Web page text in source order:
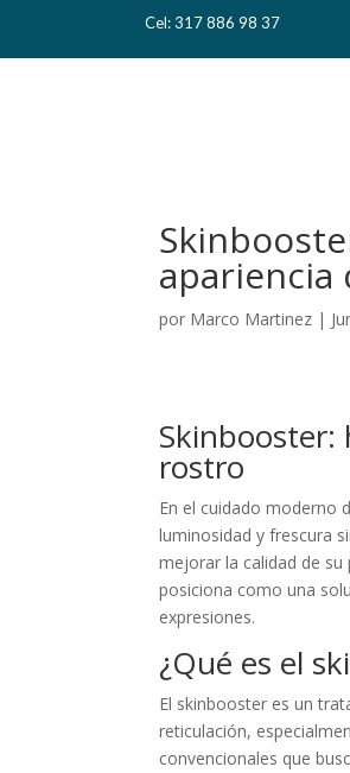
Cel: 317 886 98 37
por Marco Martinez |
rostro
En el cuidado moderno
luminosidad y frescura
mejorar la calidad de
posiciona como una
expresiones.
¿Qué es el
El skinbooster es un
reticulación,
convencionales que